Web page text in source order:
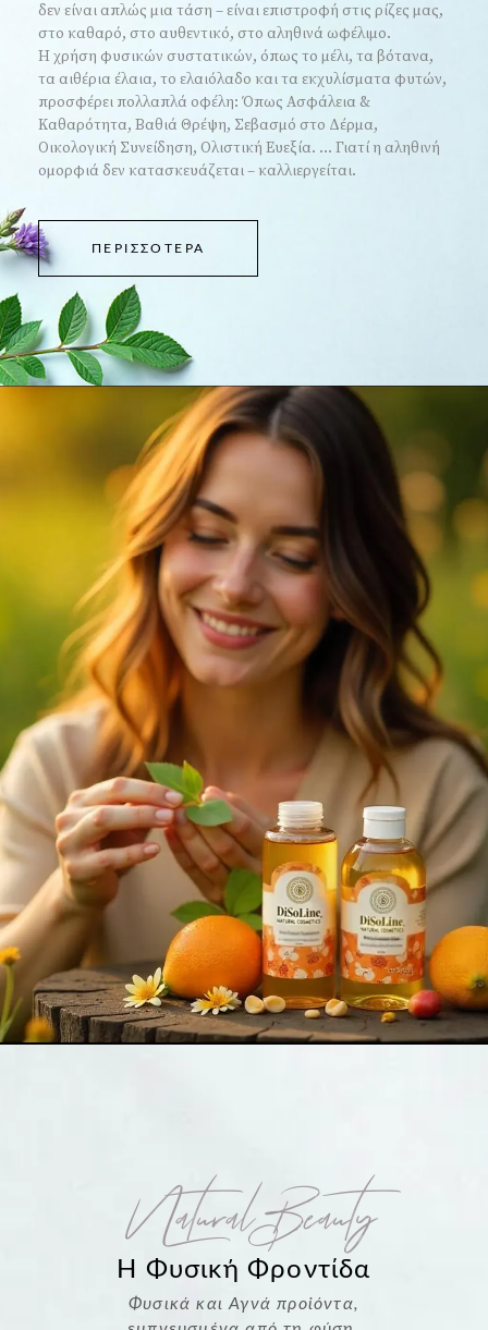
δεν είναι απλώς μια τάση – είναι επιστροφή στις ρίζες μας,
στο καθαρό, στο αυθεντικό, στο αληθινά ωφέλιμο.
Η χρήση φυσικών συστατικών, όπως το μέλι, τα βότανα,
τα αιθέρια έλαια, το ελαιόλαδο και τα εκχυλίσματα φυτών,
προσφέρει πολλαπλά οφέλη: Όπως Ασφάλεια &
Καθαρότητα, Βαθιά Θρέψη, Σεβασμό στο Δέρμα,
Οικολογική Συνείδηση, Ολιστική Ευεξία. ... Γιατί η αληθινή
ομορφιά δεν κατασκευάζεται – καλλιεργείται.
ΠΕΡΙΣΣΌΤΕΡΑ
Natural Beauty
H Φυσική Φροντίδα
Φυσικά και Αγνά προϊόντα,